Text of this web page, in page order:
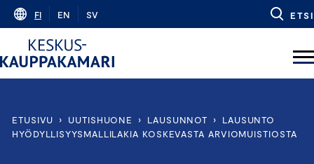
Skip
content
FI EN SV ETSI
ETUSIVU › UUTISHUONE › LAUSUNNOT ›
LAUSUNTO
HYÖDYLLISYYSMALLILAKIA KOSKEVASTA ARVIOMUISTIOSTA